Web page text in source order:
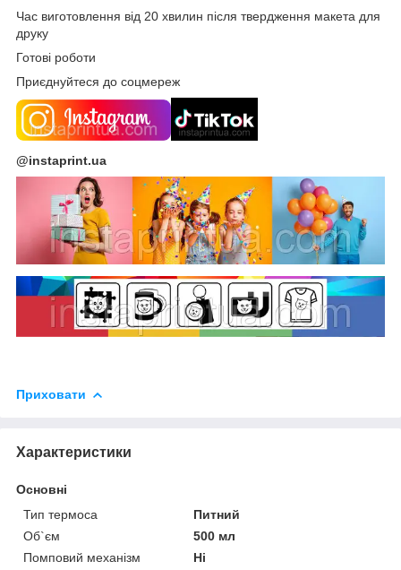
Час виготовлення від 20 хвилин після твердження макета для
друку
Готові роботи
Приєднуйтеся до соцмереж
@instaprint.ua
Приховати
Характеристики
Основні
Тип термоса
Питний
Об`єм
500 мл
Помповий механізм
Ні